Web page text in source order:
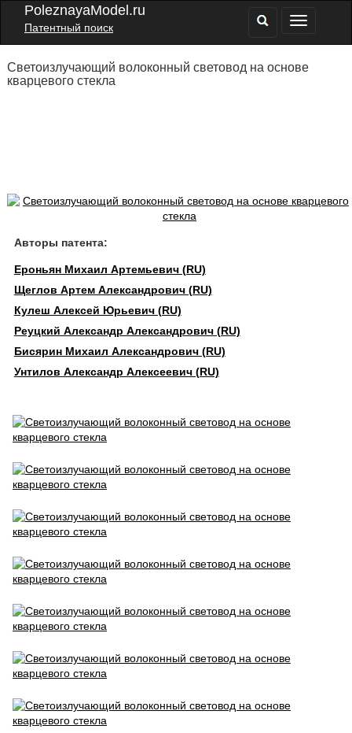
PoleznayaModel.ru
Патентный поиск
Светоизлучающий волоконный световод на основе
кварцевого стекла
Авторы патента:
Ероньян Михаил Артемьевич (RU)
Щеглов Артем Александрович (RU)
Кулеш Алексей Юрьевич (RU)
Реуцкий Александр Александрович (RU)
Бисярин Михаил Александрович (RU)
Унтилов Александр Алексеевич (RU)